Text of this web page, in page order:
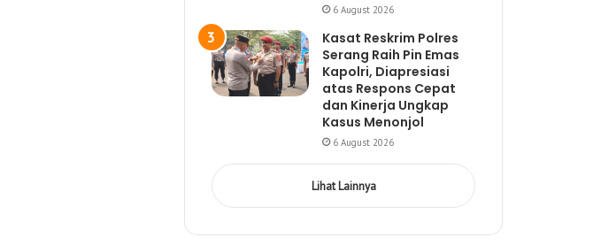
6 August 2026
Kasat Reskrim Polres
Serang Raih Pin Emas
Kapolri, Diapresiasi
atas Respons Cepat
dan Kinerja Ungkap
Kasus Menonjol
6 August 2026
Lihat Lainnya